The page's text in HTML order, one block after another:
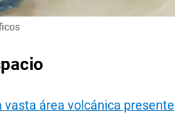
vasta área volcánica presente